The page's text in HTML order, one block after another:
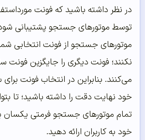
در نظر داشته باشید که فونت
توسط موتورهای جستجو پشتیبانی
موتورهای جستجو از فونت انتخابی
نکنند؛ فونت دیگری را جایگزین فونت
می‌کنند. بنابراین در انتخاب فونت
خود نهایت دقت را داشته باشید؛ تا
تمام موتورهای جستجو فرمتی یکسان
خود به کاربران ارائه دهید.